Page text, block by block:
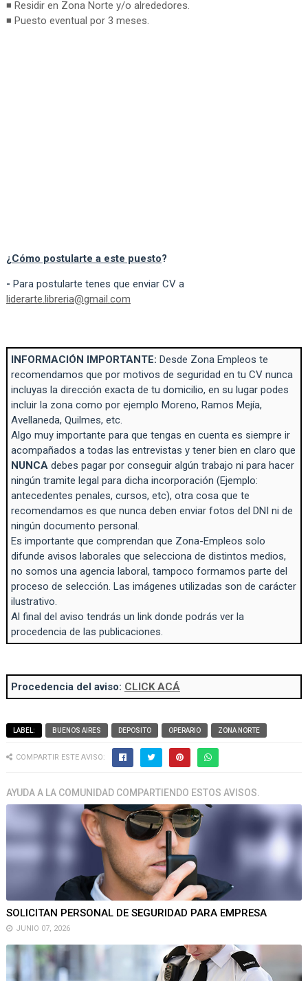
◾ Residir en Zona Norte y/o alrededores.
◾ Puesto eventual por 3 meses.
¿ Cómo postularte a este puesto?
- Para postularte tenes que enviar CV a
liderarte.libreria@gmail.com
INFORMACIÓN IMPORTANTE: Desde Zona Empleos te
recomendamos que por motivos de seguridad en tu CV nunca
incluyas la dirección exacta de tu domicilio, en su lugar podes
incluir la zona como por ejemplo Moreno, Ramos Mejía,
Avellaneda, Quilmes, etc.
Algo muy importante para que tengas en cuenta es siempre ir
acompañados a todas las entrevistas y tener bien en claro que
NUNCA debes pagar por conseguir algún trabajo ni para hacer
ningún tramite legal para dicha incorporación (Ejemplo:
antecedentes penales, cursos, etc), otra cosa que te
recomendamos es que nunca deben enviar fotos del DNI ni de
ningún documento personal.
Es importante que comprendan que Zona-Empleos solo
difunde avisos laborales que selecciona de distintos medios,
no somos una agencia laboral, tampoco formamos parte del
proceso de selección. Las imágenes utilizadas son de carácter
ilustrativo.
Al final del aviso tendrás un link donde podrás ver la
procedencia de las publicaciones.
Procedencia del aviso: CLICK ACÁ
LABEL: BUENOS AIRES DEPOSITO OPERARIO ZONA NORTE
COMPARTIR ESTE AVISO:
AYUDA A LA COMUNIDAD COMPARTIENDO ESTOS AVISOS.
SOLICITAN PERSONAL DE SEGURIDAD PARA EMPRESA
JUNIO 07, 2026